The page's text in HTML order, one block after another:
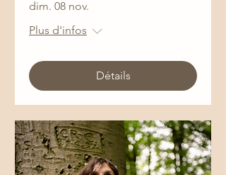
dim. 08 nov.
Plus d'infos
Détails